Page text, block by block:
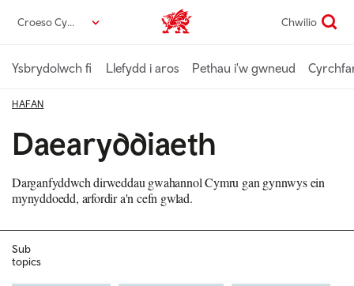
gynnwys
Croeso Cymru Croeso Cymru home Chwilio
Ysbrydolwch fi Llefydd i aros Pethau i'w gwneud
HAFAN
Daearyddiaeth
Darganfyddwch dirweddau gwahannol Cymru gan gynnwys ein
mynyddoedd, arfordir a'n cefn gwlad.
Sub
topics